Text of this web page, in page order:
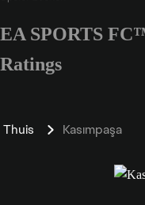
EA SPORTS
Ratings
Thuis Kasımpaşa